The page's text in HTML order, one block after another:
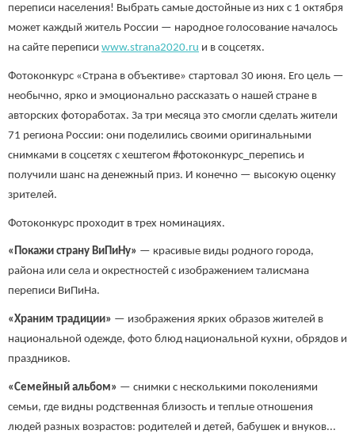
переписи населения! Выбрать самые достойные из них с 1 октября
может каждый житель России — народное голосование началось
на сайте переписи www.strana2020.ru и в соцсетях.
Фотоконкурс «Страна в объективе» стартовал 30 июня. Его цель —
необычно, ярко и эмоционально рассказать о нашей стране в
авторских фотоработах. За три месяца это смогли сделать жители
71 региона России: они поделились своими оригинальными
снимками в соцсетях с хештегом #фотоконкурс_перепись и
получили шанс на денежный приз. И конечно — высокую оценку
зрителей.
Фотоконкурс проходит в трех номинациях.
«Покажи страну ВиПиНу» — красивые виды родного города,
района или села и окрестностей с изображением талисмана
переписи ВиПиНа.
«Храним традиции» — изображения ярких образов жителей в
национальной одежде, фото блюд национальной кухни, обрядов и
праздников.
«Семейный альбом» — снимки с несколькими поколениями
семьи, где видны родственная близость и теплые отношения
людей разных возрастов: родителей и детей, бабушек и внуков...